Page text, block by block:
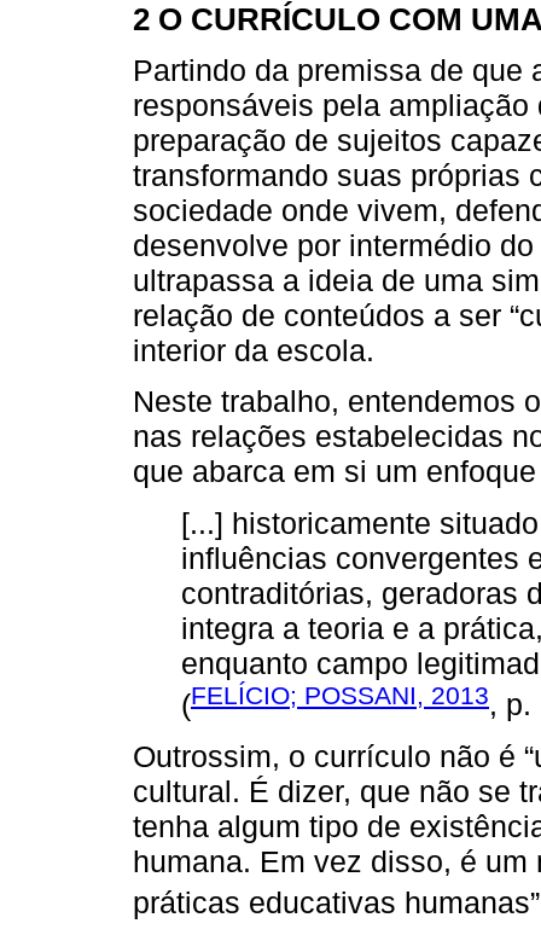
2 O CURRÍCULO COM
Partindo da premissa de
responsáveis pela
preparação de sujeitos
transformando suas próprias
sociedade onde vivem,
desenvolve por intermédio
ultrapassa a ideia de uma
relação de conteúdos a ser
interior da escola.
Neste trabalho, entendemos
nas relações estabelecidas
que abarca em si um
[...] historicamente
influências convergentes
contraditórias, geradoras
integra a teoria e a
enquanto campo
(FELÍCIO; POSSANI, 2013, p.
Outrossim, o currículo não é
cultural. É dizer, que não se
tenha algum tipo de
humana. Em vez disso, é
práticas educativas